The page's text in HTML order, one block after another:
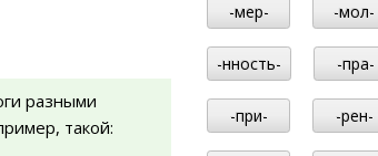
разными
такой:
-мер- -мол-
-нность- -пра-
-при- -рен-